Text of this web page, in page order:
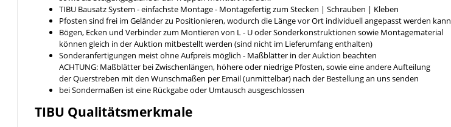
TIBU Bausatz System - einfachste Montage - Montagefertig zum Stecken | Schrauben | Kleben
Pfosten sind frei im Geländer zu Positionieren, wodurch die Länge vor Ort individuell angepasst werden kann
Bögen, Ecken und Verbinder zum Montieren von L - U oder Sonderkonstruktionen sowie Montagematerial
können gleich in der Auktion mitbestellt werden (sind nicht im Lieferumfang enthalten)
Sonderanfertigungen meist ohne Aufpreis möglich - Maßblätter in der Auktion beachten
ACHTUNG: Maßblätter bei Zwischenlängen, höhere oder niedrige Pfosten, sowie eine andere Aufteilung
der Querstreben mit den Wunschmaßen per Email (unmittelbar) nach der Bestellung an uns senden
bei Sondermaßen ist eine Rückgabe oder Umtausch ausgeschlossen
TIBU Qualitätsmerkmale